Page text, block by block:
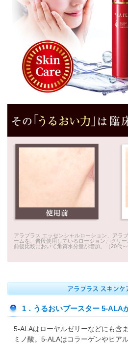
アラプラス エッセンシャルローション、アラ
ームを、普段使用しているローション、クリ
前後比較において角質水分量が増加。（20代～
1．うるおいブースター 5-ALA
5-ALAはローヤルゼリーなどにも含
ミノ酸。5-ALAはコラーゲンやヒア